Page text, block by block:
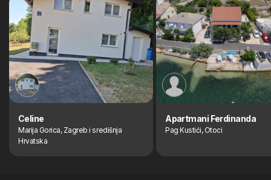
Celine
Marija Gorica, Zagreb i središnja
Hrvatska
Apartmani Ferdinanda
Pag Kustići, Otoci